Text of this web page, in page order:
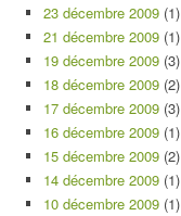
23 décembre 2009 (1)
21 décembre 2009 (1)
19 décembre 2009 (3)
18 décembre 2009 (2)
17 décembre 2009 (3)
16 décembre 2009 (1)
15 décembre 2009 (2)
14 décembre 2009 (1)
10 décembre 2009 (1)